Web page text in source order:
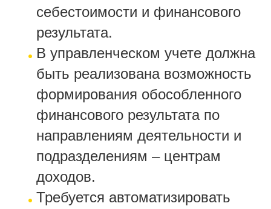
себестоимости и финансового
результата.
В управленческом учете должна
быть реализована возможность
формирования обособленного
финансового результата по
направлениям деятельности и
подразделениям – центрам
доходов.
Требуется автоматизировать